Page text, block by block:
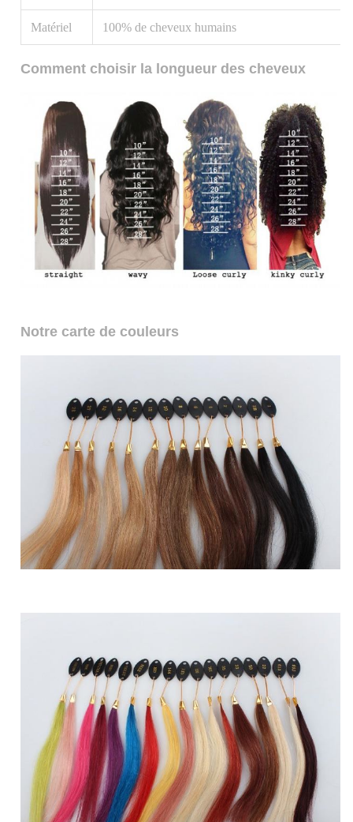
Matériel 100% de cheveux humains
Comment choisir la longueur des cheveux
Notre carte de couleurs